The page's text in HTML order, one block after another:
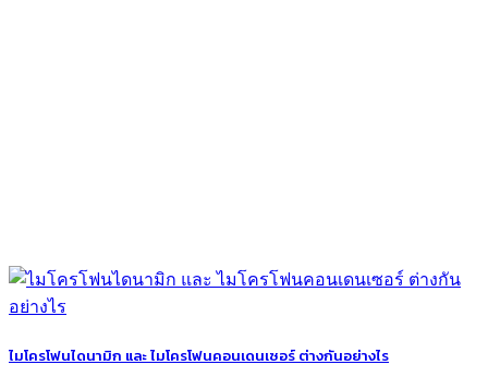
ไมโครโฟนไดนามิก และ ไมโครโฟนคอนเดนเซอร์ ต่างกันอย่างไร